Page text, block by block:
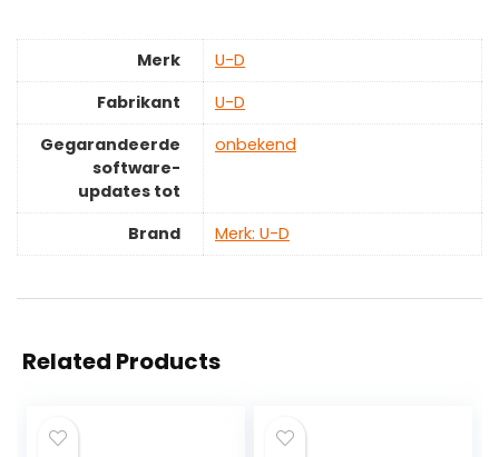
Merk
‎U-D
Fabrikant
‎U-D
Gegarandeerde
software-
updates tot
‎onbekend
Brand Merk: U-D
Related Products